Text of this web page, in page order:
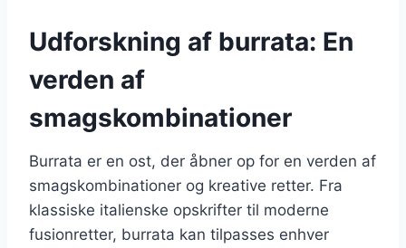
Udforskning af burrata: En
verden af
smagskombinationer
Burrata er en ost, der åbner op for en verden af
smagskombinationer og kreative retter. Fra
klassiske italienske opskrifter til moderne
fusionretter, burrata kan tilpasses enhver